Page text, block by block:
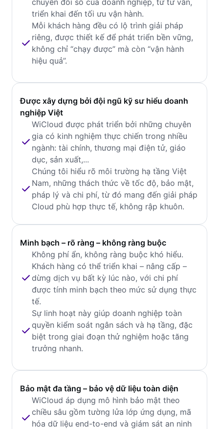
chuyển đổi số của doanh nghiệp, từ tư vấn,
triển khai đến tối ưu vận hành.
Mỗi khách hàng đều có lộ trình giải pháp
riêng, được thiết kế để phát triển bền vững,
không chỉ “chạy được” mà còn “vận hành
hiệu quả”.
Được xây dựng bởi đội ngũ kỹ sư hiểu doanh
nghiệp Việt
WiCloud được phát triển bởi những chuyên
gia có kinh nghiệm thực chiến trong nhiều
ngành: tài chính, thương mại điện tử, giáo
dục, sản xuất,...
Chúng tôi hiểu rõ môi trường hạ tầng Việt
Nam, những thách thức về tốc độ, bảo mật,
pháp lý và chi phí, từ đó mang đến giải pháp
Cloud phù hợp thực tế, không rập khuôn.
Minh bạch – rõ ràng – không ràng buộc
Không phí ẩn, không ràng buộc khó hiểu.
Khách hàng có thể triển khai – nâng cấp –
dừng dịch vụ bất kỳ lúc nào, với chi phí
được tính minh bạch theo mức sử dụng thực
tế.
Sự linh hoạt này giúp doanh nghiệp toàn
quyền kiểm soát ngân sách và hạ tầng, đặc
biệt trong giai đoạn thử nghiệm hoặc tăng
trưởng nhanh.
Bảo mật đa tầng – bảo vệ dữ liệu toàn diện
WiCloud áp dụng mô hình bảo mật theo
chiều sâu gồm tường lửa lớp ứng dụng, mã
hóa dữ liệu end-to-end và giám sát an ninh